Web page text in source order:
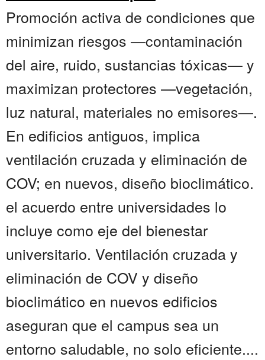
Promoción activa de condiciones que
minimizan riesgos —contaminación
del aire, ruido, sustancias tóxicas— y
maximizan protectores —vegetación,
luz natural, materiales no emisores—.
En edificios antiguos, implica
ventilación cruzada y eliminación de
COV; en nuevos, diseño bioclimático.
el acuerdo entre universidades lo
incluye como eje del bienestar
universitario. Ventilación cruzada y
eliminación de COV y diseño
bioclimático en nuevos edificios
aseguran que el campus sea un
entorno saludable, no solo eficiente....